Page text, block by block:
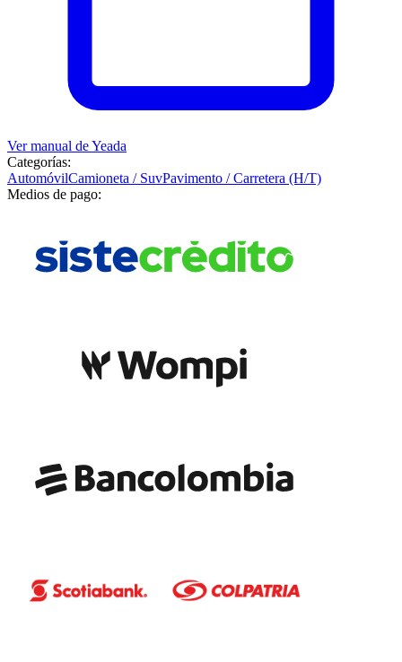
Ver manual deYeada
Categorías:
AutomóvilCamioneta / SuvPavimento / Carretera (H/T)
Medios de pago: